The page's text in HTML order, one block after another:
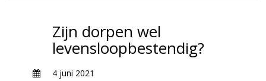
Zijn dorpen wel
levensloopbestendig?
4 juni 2021